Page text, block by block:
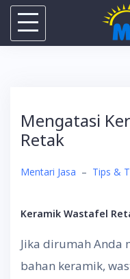
Skip
Mengatasi
Retak
Mentari Jasa – Tips &
Keramik Wastafel
Jika dirumah Anda
bahan keramik,